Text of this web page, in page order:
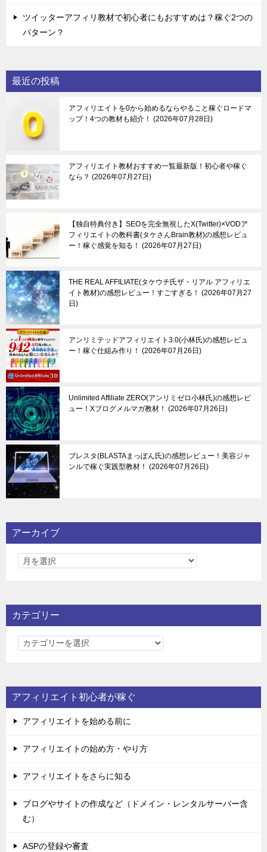
ツイッターアフィリ教材で初心者にもおすすめは？稼ぐ2つの
パターン？
最近の投稿
アフィリエイトを0から始めるならやること稼ぐロードマ
ップ！4つの教材も紹介！
2026年07月28日
アフィリエイト教材おすすめ一覧最新版！初心者や稼ぐ
なら？
2026年07月27日
【独自特典付き】SEOを完全無視したX(Twitter)×VODア
フィリエイトの教科書(タケさんBrain教材)の感想レビュ
ー！稼ぐ感覚を知る！
2026年07月27日
THE REAL AFFILIATE(タケウチ氏ザ・リアル アフィリエ
イト教材)の感想レビュー！すごすぎる！
2026年07月27
日
アンリミテッドアフィリエイト3.0(小林氏)の感想レビュ
ー！稼ぐ仕組み作り！
2026年07月26日
Unlimited Affiliate ZERO(アンリミゼロ小林氏)の感想レビ
ュー！Xブログメルマガ教材！
2026年07月26日
ブレスタ(BLASTAまっぽん氏)の感想レビュー！美容ジャ
ンルで稼ぐ実践型教材！
2026年07月26日
アーカイブ
カテゴリー
カ
リ
ー
アフィリエイト初心者が稼ぐ
アフィリエイトを始める前に
アフィリエイトの始め方・やり方
アフィリエイトをさらに知る
ブログやサイトの作成など（ドメイン・レンタルサーバー含
む）
ASPの登録や審査